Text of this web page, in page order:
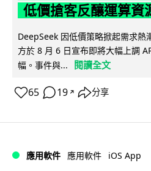
低價搶客反釀運算資
DeepSeek 因低價策略掀起需求熱
方於 8 月 6 日宣布即將大幅上調
幅。事件與...
閱讀全文
65 19 ↗ 分享
應用軟件 應用軟件 iOS App